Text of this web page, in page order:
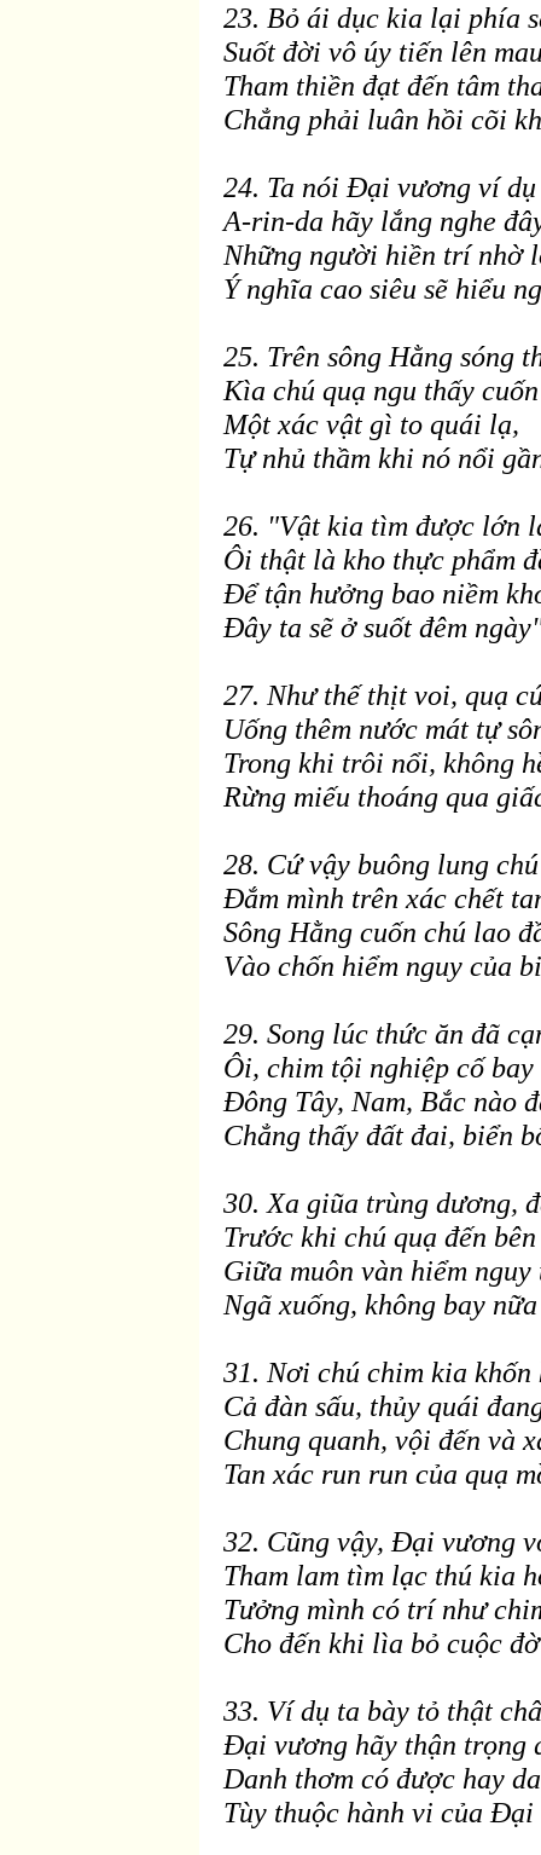
23. Bỏ ái dục kia lại phía
Suốt đời vô úy tiến lên
Tham thiền đạt đến tâm
Chẳng phải luân hồi cõi
24. Ta nói Ðại vương ví dụ
A-rin-da hãy lắng nghe
Những người hiền trí nhờ
Ý nghĩa cao siêu sẽ hiểu
25. Trên sông Hằng sóng
Kìa chú quạ ngu thấy
Một xác vật gì to quái lạ,
Tự nhủ thầm khi nó nổi
26. "Vật kia tìm được lớn
Ôi thật là kho thực phẩm
Ðể tận hưởng bao niềm
Ðây ta sẽ ở suốt đêm
27. Như thế thịt voi, quạ
Uống thêm nước mát tự
Trong khi trôi nổi, không
Rừng miếu thoáng qua
28. Cứ vậy buông lung
Ðắm mình trên xác chết
Sông Hằng cuốn chú lao
Vào chốn hiểm nguy của
29. Song lúc thức ăn đã
Ôi, chim tội nghiệp cố bay
Ðông Tây, Nam, Bắc nào
Chẳng thấy đất đai, biển
30. Xa giũa trùng dương, đ
Trước khi chú quạ đến b
Giữa muôn vàn hiểm
Ngã xuống, không bay
31. Nơi chú chim kia
Cả đàn sấu, thủy quái
Chung quanh, vội đến và
Tan xác run run của quạ
32. Cũng vậy, Ðại vương
Tham lam tìm lạc thú kia
Tưởng mình có trí như
Cho đến khi lìa bỏ cuộc
33. Ví dụ ta bày tỏ thật
Ðại vương hãy thận trọng
Danh thơm có được hay
Tùy thuộc hành vi của Ðại